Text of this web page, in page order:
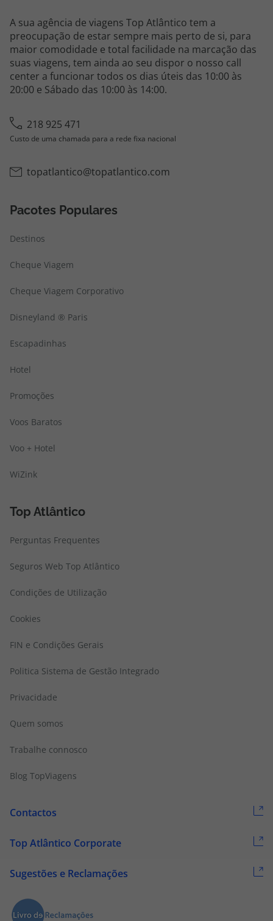
A sua agência de viagens Top Atlântico tem a
preocupação de estar sempre mais perto de si, para
maior comodidade e total facilidade na marcação das
suas viagens, tem ainda ao seu dispor o nosso call
center a funcionar todos os dias úteis das 10:00 às
20:00 e Sábado das 10:00 às 14:00.
218 925 471
Custo de uma chamada para a rede fixa nacional
topatlantico@topatlantico.com
Pacotes Populares
Destinos
Cheque Viagem
Cheque Viagem Corporativo
Disneyland ® Paris
Escapadinhas
Hotel
Promoções
Voos Baratos
Voo + Hotel
WiZink
Top Atlântico
Perguntas Frequentes
Seguros Web Top Atlântico
Condições de Utilização
Cookies
FIN e Condições Gerais
Politica Sistema de Gestão Integrado
Privacidade
Quem somos
Trabalhe connosco
Blog TopViagens
Contactos
Top Atlântico Corporate
Sugestões e Reclamações